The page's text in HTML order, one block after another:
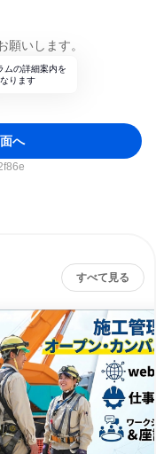
願いします。
ムの詳細案内を
ります
へ
すべて見る